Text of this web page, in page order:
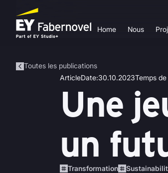
Home Nous
Toutes les publications
ArticleDate:30.10.2023Temps
Une
un
Transformation